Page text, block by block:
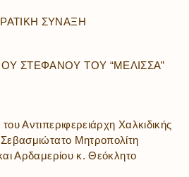
ΣΥΝΑΞΗ
ΣΤΕΦΑΝΟΥ ΤΟΥ “ΜΕΛΙΣΣΑ”
Αντιπεριφερειάρχη Χαλκιδικής
Μητροπολίτη
Αρδαμερίου κ. Θεόκλητο